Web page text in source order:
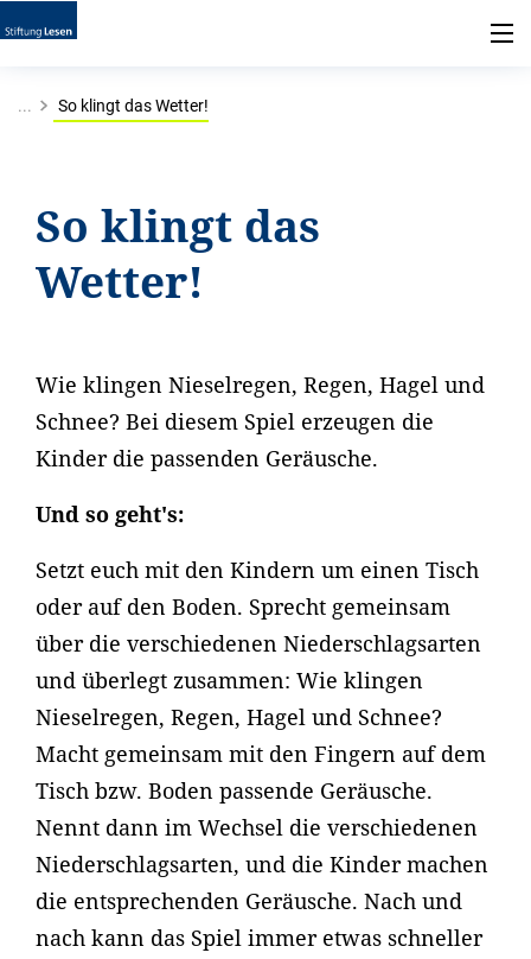
... So klingt das Wetter!
So klingt das
Wetter!
Wie klingen Nieselregen, Regen, Hagel und
Schnee? Bei diesem Spiel erzeugen die
Kinder die passenden Geräusche.
Und so geht's:
Setzt euch mit den Kindern um einen Tisch
oder auf den Boden. Sprecht gemeinsam
über die verschiedenen Niederschlagsarten
und überlegt zusammen: Wie klingen
Nieselregen, Regen, Hagel und Schnee?
Macht gemeinsam mit den Fingern auf dem
Tisch bzw. Boden passende Geräusche.
Nennt dann im Wechsel die verschiedenen
Niederschlagsarten, und die Kinder machen
die entsprechenden Geräusche. Nach und
nach kann das Spiel immer etwas schneller